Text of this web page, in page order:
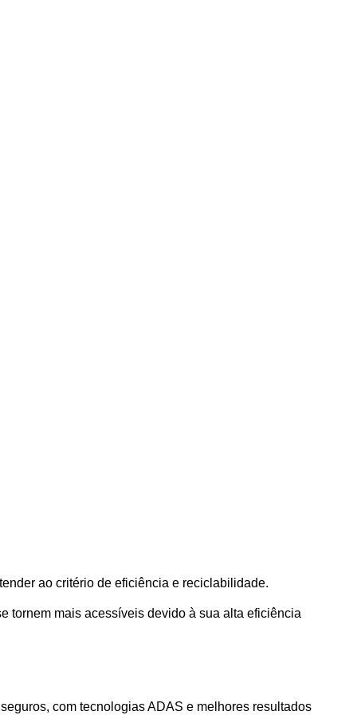
ao critério de eficiência e reciclabilidade.
tornem mais acessíveis devido à sua alta eficiência
com tecnologias ADAS e melhores resultados